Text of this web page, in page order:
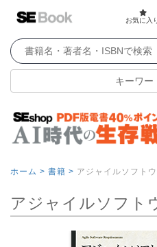
お気に入
キーワー
ホーム > 書籍 > アジャイルソフト
アジャイルソフト